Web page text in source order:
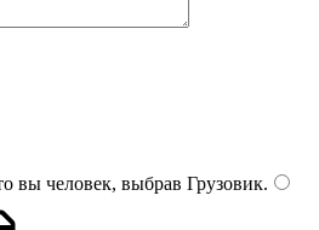
вы человек, выбрав Грузовик.